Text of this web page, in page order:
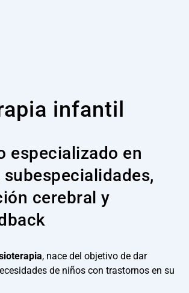
infantil
especializado en
cerebral y
, nace del objetivo de dar
de niños con trastornos en su